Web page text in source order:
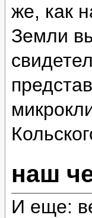
же, как
Земли
наш
И еще: